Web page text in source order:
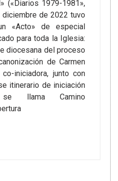
(«Diarios 1979-1981»,
diciembre de 2022 tuvo
«Acto» de especial
para toda la Iglesia:
diocesana del proceso
de Carmen
co-iniciadora, junto con
itinerario de iniciación
llama Camino